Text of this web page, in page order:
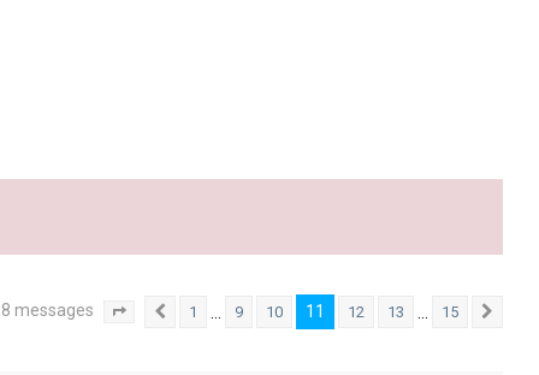
messages Page sur15
Précédente
1 9 10 11 12 13 15